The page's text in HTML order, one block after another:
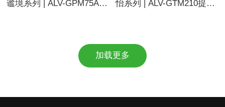
谧境系列 | ALV-GPM75A美学偏轴门 怡系列 | ALV-GTM210提升推拉门
加载更多